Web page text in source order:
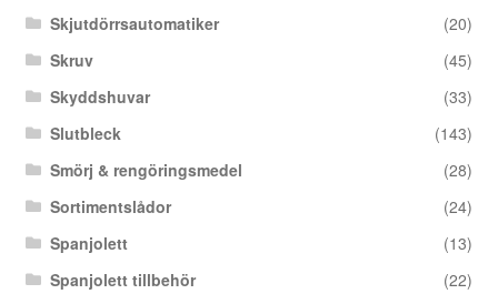
Skjutdörrsautomatiker
(20)
Skruv
(45)
Skyddshuvar
(33)
Slutbleck
(143)
Smörj & rengöringsmedel
(28)
Sortimentslådor
(24)
Spanjolett
(13)
Spanjolett tillbehör
(22)